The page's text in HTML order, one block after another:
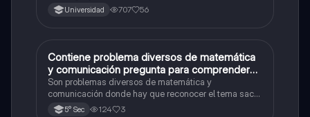
Universidad 707 56
Matemáticas
Contiene problema diversos de matemática
y comunicación pregunta para comprender
formulario y datos
Son problemas diversos de matemática y
comunicación donde hay que reconocer el tema sacar
las fórmulas y los trucos para comprender y resolver
5° Sec 124 3